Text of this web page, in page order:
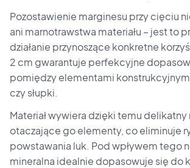
Pozostawienie marginesu przy cięciu
ani marnotrawstwa materiału – jest to
działanie przynoszące konkretne
2 cm gwarantuje perfekcyjne
pomiędzy elementami
czy słupki.
Materiał wywiera dzięki temu delikatny
otaczające go elementy, co eliminuje
powstawania luk. Pod wpływem tego
mineralna idealnie dopasowuje się do